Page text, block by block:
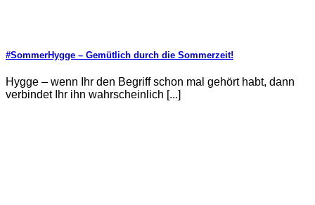
#SommerHygge – Gemütlich durch die Sommerzeit!
Hygge – wenn Ihr den Begriff schon mal gehört habt, dann
verbindet Ihr ihn wahrscheinlich [...]